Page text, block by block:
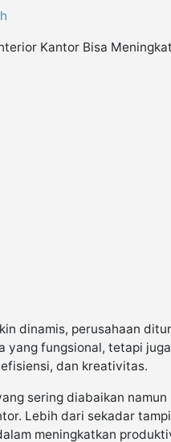
Kantor Bisa
dinamis, perusahaan
yang fungsional, tetapi
dan kreativitas.
sering diabaikan
Lebih dari sekadar
meningkatkan